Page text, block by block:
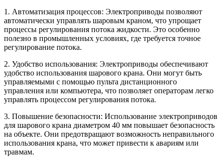
1. Автоматизация процессов: Электроприводы позволяют
автоматически управлять шаровым краном, что упрощает
процессы регулирования потока жидкости. Это особенно
полезно в промышленных условиях, где требуется точное
регулирование потока.
2. Удобство использования: Электроприводы обеспечивают
удобство использования шарового крана. Они могут быть
управляемыми с помощью пульта дистанционного
управления или компьютера, что позволяет операторам легко
управлять процессом регулирования потока.
3. Повышение безопасности: Использование электроприводов
для шарового крана диаметром 40 мм повышает безопасность
на объекте. Они предотвращают возможность неправильного
использования крана, что может привести к авариям или
травмам.